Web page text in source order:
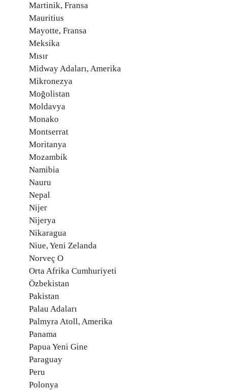
Martinik, Fransa
Mauritius
Mayotte, Fransa
Meksika
Mısır
Midway Adaları, Amerika
Mikronezya
Moğolistan
Moldavya
Monako
Montserrat
Moritanya
Mozambik
Namibia
Nauru
Nepal
Nijer
Nijerya
Nikaragua
Niue, Yeni Zelanda
Norveç O
Orta Afrika Cumhuriyeti
Özbekistan
Pakistan
Palau Adaları
Palmyra Atoll, Amerika
Panama
Papua Yeni Gine
Paraguay
Peru
Polonya